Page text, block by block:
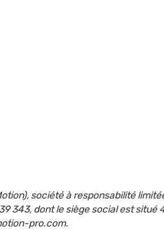
société à responsabilité
343, dont le siège social est
pro.com.